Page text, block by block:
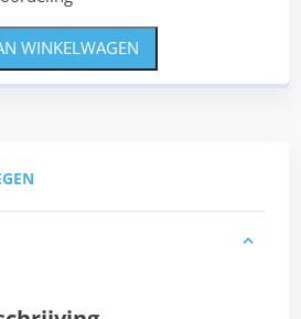
WINKELWAGEN